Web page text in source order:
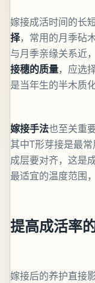
嫁接成活时间的长
择，常用的月季砧
与月季亲缘关系近
接穗的质量，应选
是当年生的半木质
嫁接手法也至关重
其中T形芽接是最
成层要对齐，这是
最适宜的温度范围
提高成活率
嫁接后的养护直接